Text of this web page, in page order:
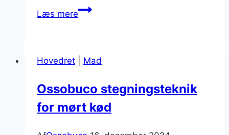
Læs mereOsso
–
opskrift
Hovedret Mad
Ossobuco stegningsteknik
for mørt kød